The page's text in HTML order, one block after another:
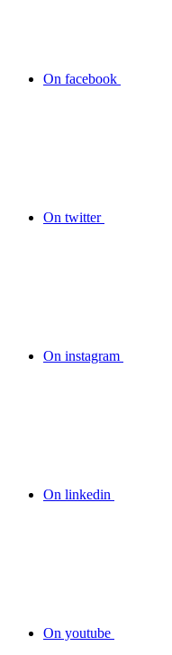
On facebook
On twitter
On instagram
On linkedin
On youtube